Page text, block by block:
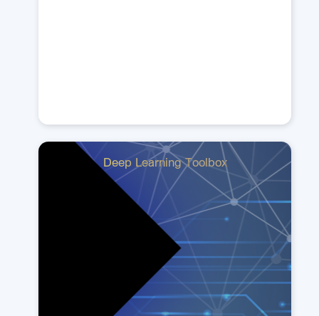
Deep Learning Toolbox